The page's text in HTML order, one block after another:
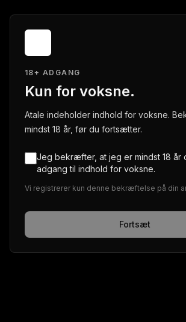
18+ ADGANG
Kun for voksne.
Atale indeholder indhold for voksne.
mindst 18 år, før du fortsætter.
Jeg bekræfter, at jeg er mindst 18 år
adgang til indhold for voksne.
Vi registrerer kun denne bekræftelse på din
Fortsæt